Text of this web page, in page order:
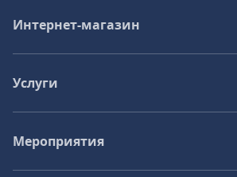
Интернет-магазин
Услуги
Мероприятия